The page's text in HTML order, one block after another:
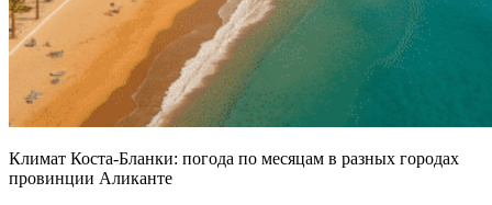
Климат Коста-Бланки: погода по месяцам в разных городах
провинции Аликанте